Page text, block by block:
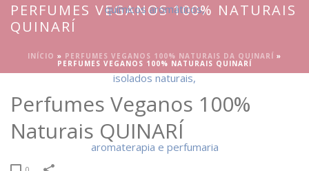
PERFUMES VEGANOS 100% NATURAIS
QUINARÍ
INÍCIO » PERFUMES VEGANOS 100% NATURAIS DA QUINARÍ »
PERFUMES VEGANOS 100% NATURAIS QUINARÍ
Perfumes Veganos 100%
Naturais QUINARÍ